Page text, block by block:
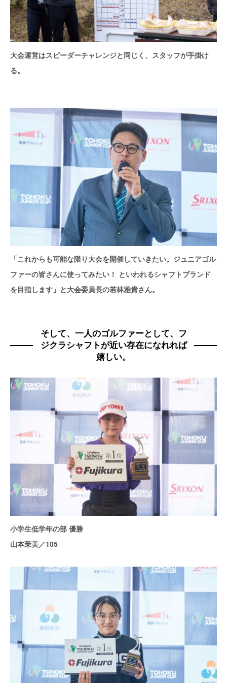
大会運営はスピーダーチャレンジと同じく、スタッフが手掛け
る。
「これからも可能な限り大会を開催していきたい。ジュニアゴル
ファーの皆さんに使ってみたい！ といわれるシャフトブランド
を目指します」と大会委員長の若林雅貴さん。
そして、一人のゴルファーとして、フ
ジクラシャフトが近い存在になれれば
嬉しい。
小学生低学年の部 優勝
山本茉美／105